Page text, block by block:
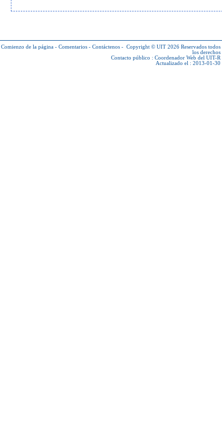
Comienzo de la página - Comentarios - Contáctenos - Copyright © UIT 2026 Reservados todos
los derechos
Contacto público : Coordenador Web del UIT-R
Actualizado el : 2013-01-30